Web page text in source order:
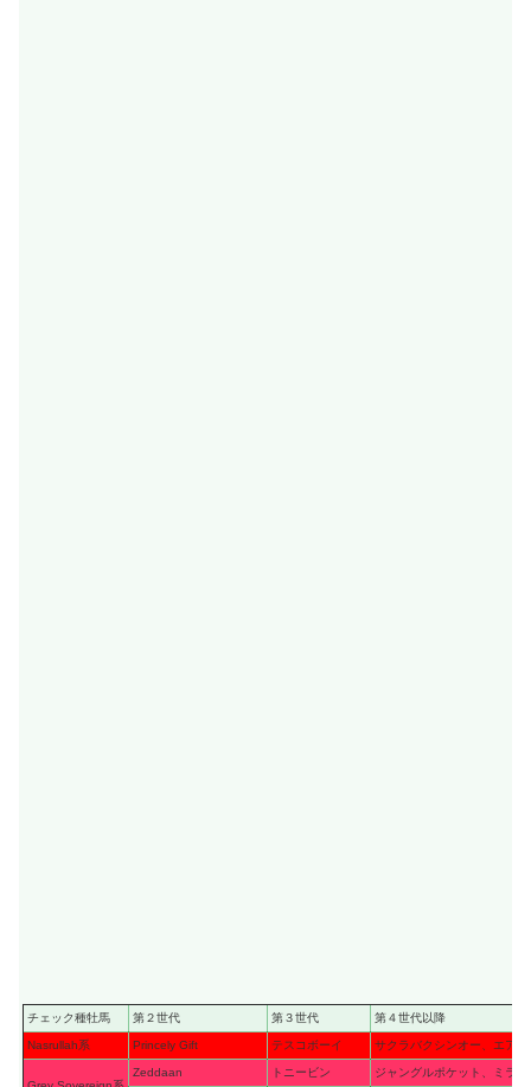
チェック種牡馬 第２世代 第３世代 第４世代以降
Nasrullah系 Princely Gift テスコボーイ サクラバクシンオー、エアジ
Zeddaan トニービン ジャングルポケット、ミラ